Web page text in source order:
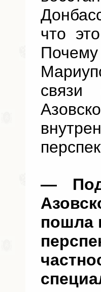
что
связи
— Под
пошла